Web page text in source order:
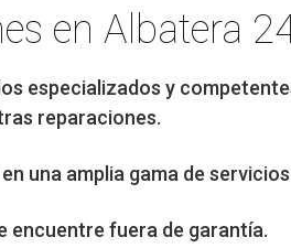
en Albatera
especializados y
reparaciones.
una amplia gama de
encuentre fuera de garantía.